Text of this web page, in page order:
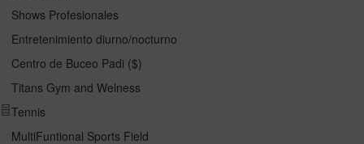
Shows Profesionales
Entretenimiento diurno/nocturno
Centro de Buceo Padi ($)
Titans Gym and Welness
Tennis
MultiFuntional Sports Field